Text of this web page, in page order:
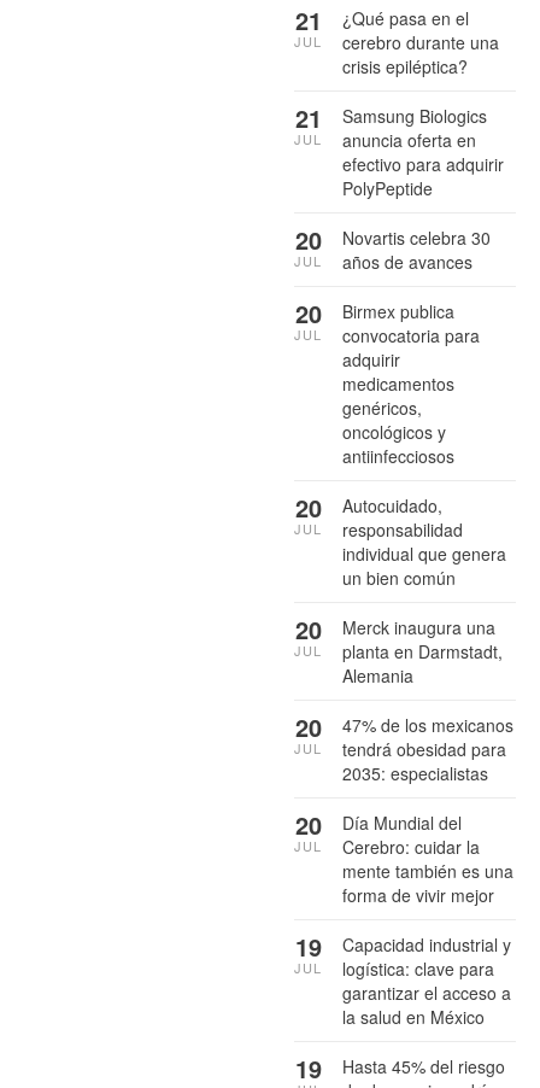
¿Qué pasa en el
cerebro durante una
crisis epiléptica?
21
JUL
Samsung Biologics
anuncia oferta en
efectivo para adquirir
PolyPeptide
21
JUL
Novartis celebra 30
años de avances
20
JUL
Birmex publica
convocatoria para
adquirir
medicamentos
genéricos,
oncológicos y
antiinfecciosos
20
JUL
Autocuidado,
responsabilidad
individual que genera
un bien común
20
JUL
Merck inaugura una
planta en Darmstadt,
Alemania
20
JUL
47% de los mexicanos
tendrá obesidad para
2035: especialistas
20
JUL
Día Mundial del
Cerebro: cuidar la
mente también es una
forma de vivir mejor
20
JUL
Capacidad industrial y
logística: clave para
garantizar el acceso a
la salud en México
19
JUL
Hasta 45% del riesgo
19